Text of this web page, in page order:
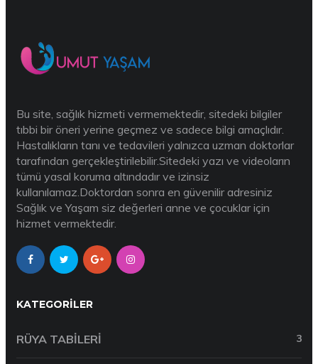
Bu site, sağlık hizmeti vermemektedir, sitedeki bilgiler
tıbbi bir öneri yerine geçmez ve sadece bilgi amaçlıdır.
Hastalıkların tanı ve tedavileri yalnızca uzman doktorlar
tarafından gerçekleştirilebilir.Sitedeki yazı ve videoların
tümü yasal koruma altındadır ve izinsiz
kullanılamaz.Doktordan sonra en güvenilir adresiniz
Sağlık ve Yaşam siz değerleri anne ve çocuklar için
hizmet vermektedir.
KATEGORILER
RÜYA TABILERI 3